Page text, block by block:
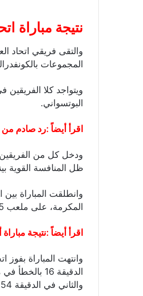
نتيجة مباراة
والتقى فريقي اتحاد
المجموعات
ويتواجد كلا الفريقين
البوتسواني.
اقرأ أيضاً :رد صادم من
ودخل كل من الفريقين
ظل المنافسة القوية
وانطلقت المباراة
المكرمة، على ملعب 5 يوليو.
اقرأ أيضاً :نتيجة
وانتهت المباراة
والثاني في الدقيقة 54.